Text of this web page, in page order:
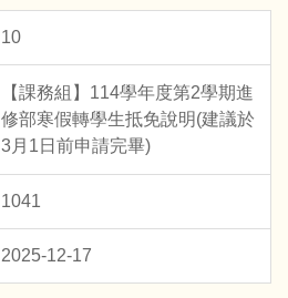
10
【課務組】114學年度第2學期進
修部寒假轉學生抵免說明(建議於
3月1日前申請完畢)
1041
2025-12-17